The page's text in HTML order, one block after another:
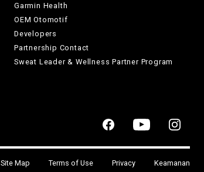
Garmin Health
OEM Otomotif
Developers
Partnership Contact
Sweat Leader & Wellness Partner Program
Site Map Terms of Use Privacy Keamanan